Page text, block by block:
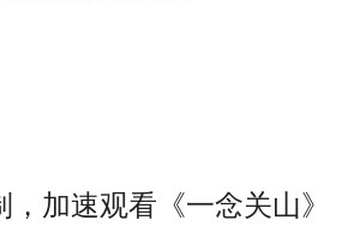
加速观看《一念关山》